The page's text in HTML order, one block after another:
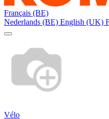
Français (BE)
Nederlands (BE) English (UK)
Vélo